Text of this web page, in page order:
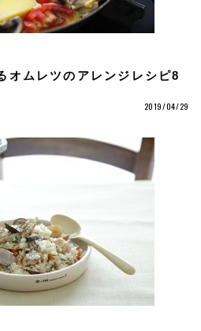
オムレツのアレンジレシピ8
2019/04/29